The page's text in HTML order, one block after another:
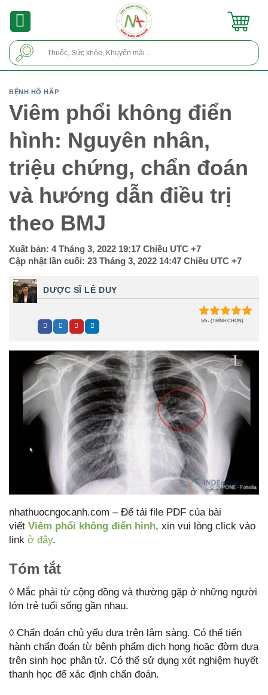
BỆNH HÔ HẤP
Viêm phổi không điển
hình: Nguyên nhân,
triệu chứng, chẩn đoán
và hướng dẫn điều trị
theo BMJ
Xuất bản: 4 Tháng 3, 2022 19:17 Chiều UTC +7
Cập nhật lần cuối: 23 Tháng 3, 2022 14:47 Chiều UTC +7
DƯỢC SĨ LÊ DUY
5/5 - (1 BÌNH CHỌN)
nhathuocngocanh.com – Để tải file PDF của bài
viết Viêm phổi không điển hình, xin vui lòng click vào
link ở đây.
Tóm tắt
◊ Mắc phải từ cộng đồng và thường gặp ở những người
lớn trẻ tuổi sống gần nhau.
◊ Chẩn đoán chủ yếu dựa trên lâm sàng. Có thể tiến
hành chẩn đoán từ bệnh phẩm dịch họng hoặc đờm dựa
trên sinh học phân tử. Có thể sử dụng xét nghiệm huyết
thanh học để xác định chẩn đoán.